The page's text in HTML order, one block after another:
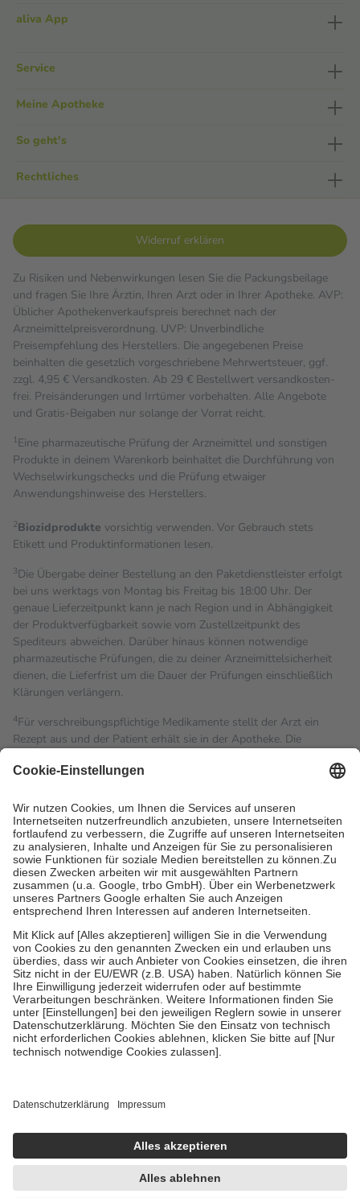
aliva App
Service
Meine Apotheke
So geht's
Rechtliches
Widerruf erklären
Zu Risiken und Nebenwirkungen lesen Sie die Packungsbeilage
und fragen Sie Ihre Ärztin, Ihren Arzt oder in Ihrer Apotheke. AVP:
Üblicher Apothekenverkaufspreis berechnet nach der
Arzneimittelpreisverordnung. UVP: Unverbindliche
Preisempfehlung des Herstellers. Die angegebenen Preise
beinhalten die gesetzlich vorgeschriebene Mehrwertsteuer, ggf.
zzgl. 4,95 € Versandkosten. Ab 29 € Bestell­wert versand­kosten­
frei. Preisänderungen und Irrtümer vorbehalten. Alle Angebote
und Gratis-Beigaben nur solange der Vorrat reicht.
1Eine pharmazeutische Prüfung der Arzneimittel und sonstigen
Produkte in deinem Warenkorb beinhaltet die Durchführung von
Wechselwirkungschecks und die Prüfung etwaiger
Anwendungshinweise des Herstellers.
2Biozidprodukte vorsichtig verwenden. Vor Gebrauch stets
Etikett und Produktinformationen lesen.
3Die Übergabe deiner Bestellung an den Paketdienstleister erfolgt
bei uns werktags von Montag bis Freitag bis 18:00 Uhr. Der
genaue Lieferzeitpunkt kann je nach Region und in Abhängigkeit
der Produktverfügbarkeit sowie vom Zustellzeitpunkt des
Spediteurs abweichen. Darüber hinaus können notwendige
pharmazeutische Prüfungen, die zu deiner Arzneimittelsicherheit
dienen, die Lieferfrist um die Dauer der Prüfungen einschließlich
Klärungen verlängern.
4Für verschreibungspflichtige Medikamente stellt der Arzt ein
Rezept aus und der Patient erhält sie in der Apotheke. Die
Kosten dafür, der Versicherte trägt einen Teil davon als Zuzahlung
Grundsätzlich leisten Mitglieder Zuzahlungen in Höhe von zehn
Prozent des Abgabepreises,mindestensjedochfünf Euround
höchstens zehn Euro.Es sind jedoch nie mehr als die
tatsächlichen Kosten der Leistung zu entrichten.
Diese Regeln gelten grundsätzlich auch für Online-Apotheken.
Bei Heilmitteln und häuslicher Krankenpflege beträgt die
Zuzahlung zehn Prozent der Kosten sowie zehn Euro je
Um das Engagement der Versicherten für ihre eigene Gesundheit
zu stärken und die besondere Stellung der Familie zu unterstützen,
fallenkeine Zuzahlungenan bei:
• Kindern und Jugendlichen bis zum vollendeten 18. Lebensjahr
mit Ausnahme der Fahrkosten
• Untersuchungen zur Vorsorge und Früherkennung, die von der
GKV getragen werden
• empfohlenen Schutzimpfungen
Wir nutzen Trusted Shops als unabhängigen Dienstleister für die
getroffen, um sicherzustellen, dass es sich um echte Bewertungen
handelt. Mehr Informationen findest du hier:
https://help.etrusted.com/hc/de/articles/4419944605341